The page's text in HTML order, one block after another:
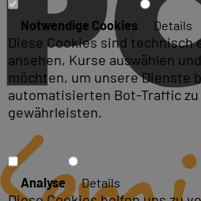
SQL-Server
Notwendige Cookies Details
Diese Cookies sind
ansehen, Kurse auswählen
möchten, um unsere Dienste
automatisierten Bot-Traffic
gewährleisten.
Analyse Details